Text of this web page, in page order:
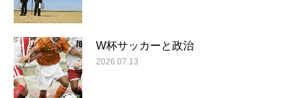
W杯サッカーと政治
2026.07.13